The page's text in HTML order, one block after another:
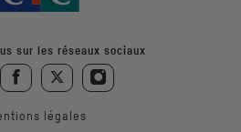
sur les réseaux sociaux
nous sur LinkedIn
Retrouvez-nous sur Facebook
Retrouvez-nous sur Twitter
Retrouvez-nous sur
légales